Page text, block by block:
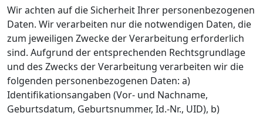
Wir achten auf die Sicherheit Ihrer personenbezogenen
Daten. Wir verarbeiten nur die notwendigen­ Daten, die
zum jeweiligen Zwecke der Verarbeitung erforderlich
sind. Aufgrund der entsprechenden Rechtsgrundlage
und des Zwecks der Verarbeitung verarbeiten wir die
folgenden personenbezogenen Daten: a)
Identifikationsangaben (Vor- und Nachname,
Geburtsdatum, Geburtsnummer, Id.-Nr., UID), b)